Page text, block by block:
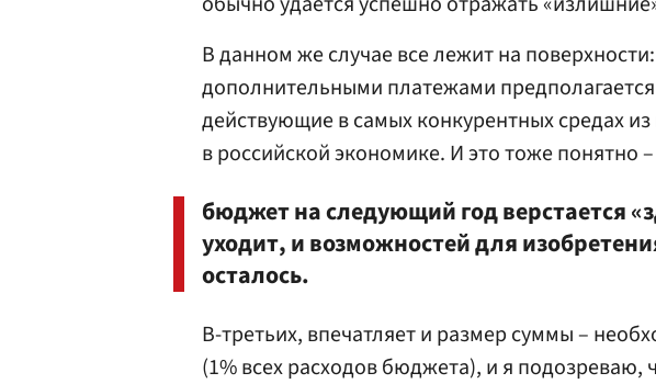
В данном же случае все лежит на
дополнительными платежами
действующие в самых конкурентных средах
в российской экономике. И это тоже понятно –
бюджет на следующий год верстается
уходит, и возможностей для
осталось.
В-третьих, впечатляет и размер суммы –
(1% всех расходов бюджета), и я подозреваю,